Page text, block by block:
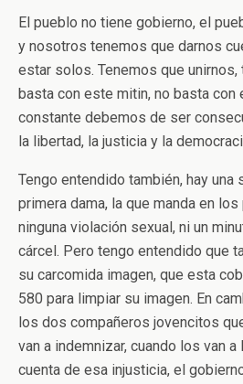
El pueblo no tiene gobierno, el
y nosotros tenemos que darnos
estar solos. Tenemos que unirnos,
basta con este mitin, no basta con
constante debemos de ser
la libertad, la justicia y la
Tengo entendido también, hay una
primera dama, la que manda en
ninguna violación sexual, ni un
cárcel. Pero tengo entendido que
su carcomida imagen, que esta
580 para limpiar su imagen. En
los dos compañeros jovencitos
van a indemnizar, cuando los van a
cuenta de esa injusticia, el